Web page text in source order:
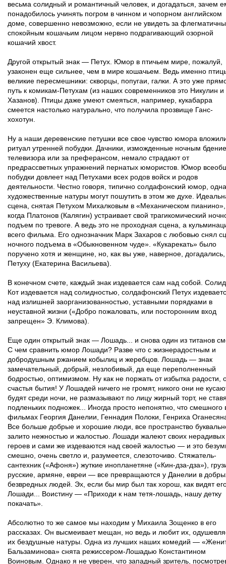
весьма солидный и романтичный человек, и догадаться, зачем
понадобилось учинять погром в чинном и чопорном английском
доме, совершенно невозможно, если не увидеть за
спокойным кошачьим лицом нервно подрагивающий озорной
кошачий хвост.
Другой открытый знак — Петух. Юмор в птичьем мире, пожалуй,
узаконен еще сильнее, чем в мире кошачьем. Ведь именно
великие пересмешники: скворцы, попугаи, галки. А это уже
путь к комикам-Петухам (из наших современников это Никулин и
Хазанов). Птицы даже умеют смеяться, например, кукабарра
смеется настолько натурально, что получила прозвище Ганс-
хохотун.
Ну а наши деревенские петушки все свое чувство юмора
ритуал утренней побудки. Дачники, изможденные ночным
телевизора или за преферансом, немало страдают от
предрассветных упражнений пернатых юмористов. Юмор
побудки довлеет над Петухами всех родов войск и родов
деятельности. Честно говоря, типично солдафонский юмор,
художественные натуры могут пошутить в этом же духе.
сцена, снятая Петухом Михалковым в «Механическом пианино»,
когда Платонов (Калягин) устраивает свой трагикомический
подъем по тревоге. А ведь это не проходная сцена, а
всего фильма. Его однозначник Марк Захаров с любовью снял
ночного подъема в «Обыкновенном чуде». «Кукарекать» было
поручено хотя и женщине, но, как вы уже, наверное, догадались,
Петуху (Екатерина Васильева).
В конечном счете, каждый знак издевается сам над собой.
Кот издевается над солидностью, солдафонский Петух
над излишней заорганизованностью, уставными порядками в
неуставной жизни («Добро пожаловать, или посторонним вход
запрещен» Э. Климова).
Еще один открытый знак — Лошадь... и снова один из титанов
С чем сравнить юмор Лошади? Разве что с жизнерадостным и
добродушным ржанием кобылиц и жеребцов. Лошадь — знак
замечательный, добрый, незлобивый, да еще переполненный
бодростью, оптимизмом. Ну как не поржать от избытка радости,
счастья бытия! У Лошадей ничего не громят, никого они не
будят среди ночи, не размазывают по лицу жирный торт, не
подленьких подножек... Иногда просто непонятно, что смешного
фильмах Георгия Данелии, Геннадия Полоки, Генриха
Все больше добрые и хорошие люди, все пространство
залито нежностью и жалостью. Лошади жалеют своих нерадивых
героев и сами же издеваются над своей жалостью — и это
смешно, очень светло и, разумеется, слезоточиво. Стяжатель-
сантехник («Афоня») жуткие инопланетяне («Кин-дза-дза»),
русские, армяне, евреи — все превращаются у Данелии в
безвредных людей. Эх, если бы мир был так хорош, как видят
Лошади... Воистину — «Приходи к нам тетя-лошадь, нашу детку
покачать».
Абсолютно то же самое мы находим у Михаила Зощенко в его
рассказах. Он высмеивает мещан, но ведь и любит их,
их бездушные натуры. Одна из лучших наших комедий —
Бальзаминова» снята режиссером-Лошадью Константином
Воиновым. Однако я не уверен, что западный зритель,